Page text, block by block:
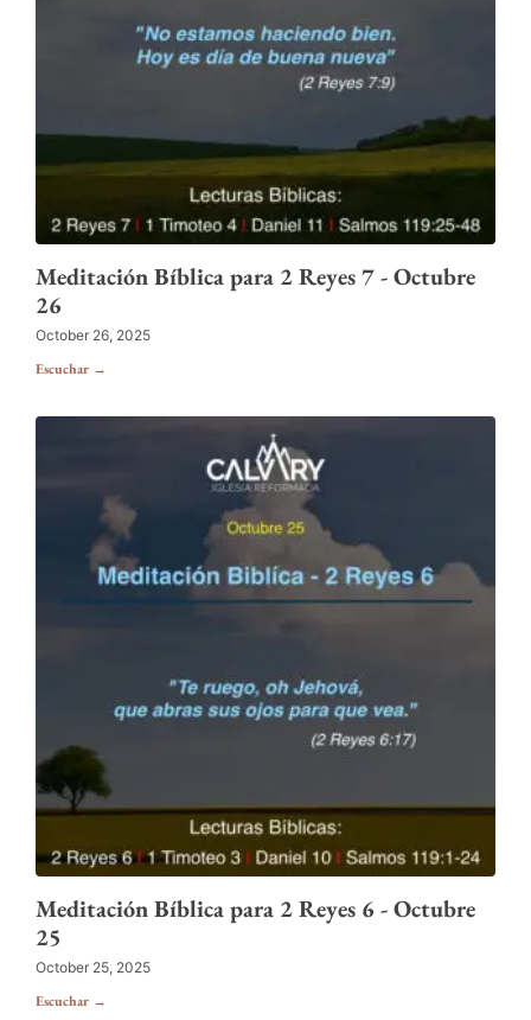
Meditación Bíblica para 2 Reyes 7 - Octubre
26
October 26, 2025
Escuchar →
Meditación Bíblica para 2 Reyes 6 - Octubre
25
October 25, 2025
Escuchar →